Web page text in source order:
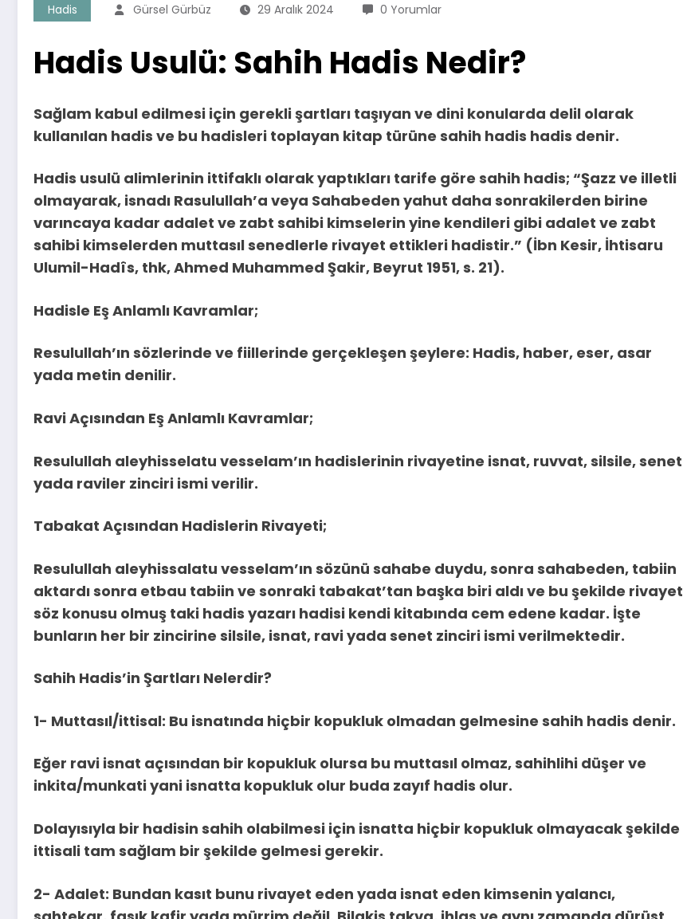
Hadis Gürsel Gürbüz 29 Aralık 2024 0 Yorumlar
Hadis Usulü: Sahih Hadis Nedir?
Sağlam kabul edilmesi için gerekli şartları taşıyan ve dini konularda delil olarak
kullanılan hadis ve bu hadisleri toplayan kitap türüne sahih hadis hadis denir.
Hadis usulü alimlerinin ittifaklı olarak yaptıkları tarife göre sahih hadis; “Şazz ve illetli
olmayarak, isnadı Rasulullah’a veya Sahabeden yahut daha sonrakilerden birine
varıncaya kadar adalet ve zabt sahibi kimselerin yine kendileri gibi adalet ve zabt
sahibi kimselerden muttasıl senedlerle rivayet ettikleri hadistir.” (İbn Kesir, İhtisaru
Ulumil-Hadîs, thk, Ahmed Muhammed Şakir, Beyrut 1951, s. 21).
Hadisle Eş Anlamlı Kavramlar;
Resulullah’ın sözlerinde ve fiillerinde gerçekleşen şeylere: Hadis, haber, eser, asar
yada metin denilir.
Ravi Açısından Eş Anlamlı Kavramlar;
Resulullah aleyhisselatu vesselam’ın hadislerinin rivayetine isnat, ruvvat, silsile, senet
yada raviler zinciri ismi verilir.
Tabakat Açısından Hadislerin Rivayeti;
Resulullah aleyhissalatu vesselam’ın sözünü sahabe duydu, sonra sahabeden, tabiin
aktardı sonra etbau tabiin ve sonraki tabakat’tan başka biri aldı ve bu şekilde rivayet
söz konusu olmuş taki hadis yazarı hadisi kendi kitabında cem edene kadar. İşte
bunların her bir zincirine silsile, isnat, ravi yada senet zinciri ismi verilmektedir.
Sahih Hadis’in Şartları Nelerdir?
1- Muttasıl/ittisal: Bu isnatında hiçbir kopukluk olmadan gelmesine sahih hadis denir.
Eğer ravi isnat açısından bir kopukluk olursa bu muttasıl olmaz, sahihlihi düşer ve
inkita/munkati yani isnatta kopukluk olur buda zayıf hadis olur.
Dolayısıyla bir hadisin sahih olabilmesi için isnatta hiçbir kopukluk olmayacak şekilde
ittisali tam sağlam bir şekilde gelmesi gerekir.
2- Adalet: Bundan kasıt bunu rivayet eden yada isnat eden kimsenin yalancı,